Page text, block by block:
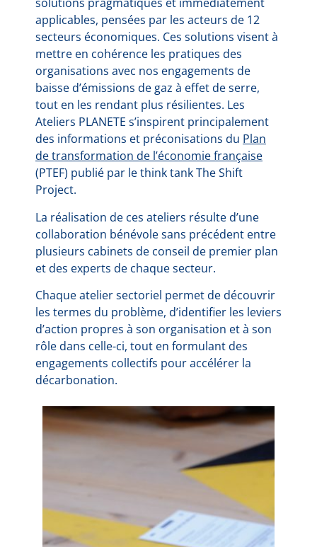
applicables, pensées par les acteurs de 12
secteurs économiques. Ces solutions visent à
mettre en cohérence les pratiques des
organisations avec nos engagements de
baisse d’émissions de gaz à effet de serre,
tout en les rendant plus résilientes. Les
Ateliers PLANETE s’inspirent principalement
des informations et préconisations du Plan
de transformation de l’économie française
(PTEF) publié par le think tank The Shift
Project.
La réalisation de ces ateliers résulte d’une
collaboration bénévole sans précédent entre
plusieurs cabinets de conseil de premier plan
et des experts de chaque secteur.
Chaque atelier sectoriel permet de découvrir
les termes du problème, d’identifier les leviers
d’action propres à son organisation et à son
rôle dans celle-ci, tout en formulant des
engagements collectifs pour accélérer la
décarbonation.